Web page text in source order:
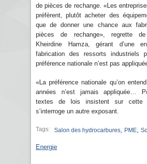
de pièces de rechange. «Les
préfèrent, plutôt acheter des
que de donner une chance aux
pièces de rechange», regrette
Kheirdine Hamza, gérant d’une
fabrication des ressorts industriels
préférence nationale n’est pas
«La préférence nationale qu’on
années n’est jamais appliquée…
textes de lois insistent sur cette
s’interroge un autre exposant.
Tags: Salon des hydrocarbures PME
Energie